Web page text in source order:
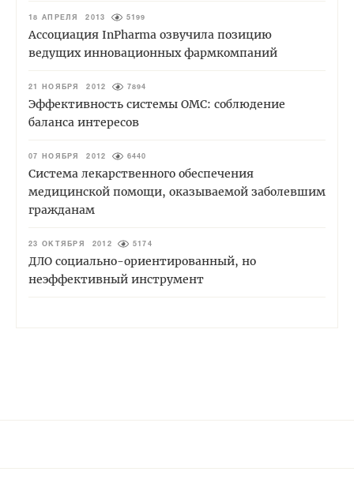
18 АПРЕЛЯ 2013 5199
Ассоциация InPharma озвучила позицию
ведущих инновационных фармкомпаний
21 НОЯБРЯ 2012 7894
Эффективность системы ОМС: соблюдение
баланса интересов
07 НОЯБРЯ 2012 6440
Система лекарственного обеспечения
медицинской помощи, оказываемой заболевшим
гражданам
23 ОКТЯБРЯ 2012 5174
ДЛО социально-ориентированный, но
неэффективный инструмент